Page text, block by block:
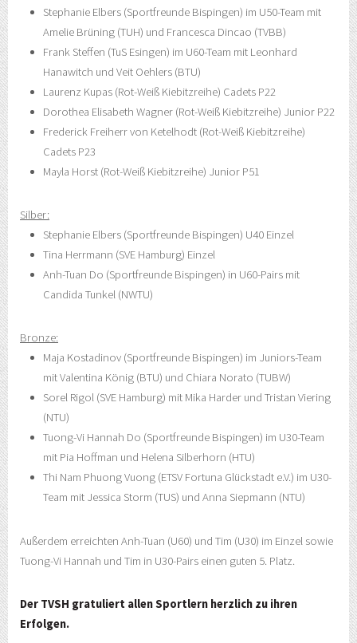
Stephanie Elbers (Sportfreunde Bispingen) im U50-Team mit
Amelie Brüning (TUH) und Francesca Dincao (TVBB)
Frank Steffen (TuS Esingen) im U60-Team mit Leonhard
Hanawitch und Veit Oehlers (BTU)
Laurenz Kupas (Rot-Weiß Kiebitzreihe) Cadets P22
Dorothea Elisabeth Wagner (Rot-Weiß Kiebitzreihe) Junior P22
Frederick Freiherr von Ketelhodt (Rot-Weiß Kiebitzreihe)
Cadets P23
Mayla Horst (Rot-Weiß Kiebitzreihe) Junior P51
Silber:
Stephanie Elbers (Sportfreunde Bispingen) U40 Einzel
Tina Herrmann (SVE Hamburg) Einzel
Anh-Tuan Do (Sportfreunde Bispingen) in U60-Pairs mit
Candida Tunkel (NWTU)
Bronze:
Maja Kostadinov (Sportfreunde Bispingen) im Juniors-Team
mit Valentina König (BTU) und Chiara Norato (TUBW)
Sorel Rigol (SVE Hamburg) mit Mika Harder und Tristan Viering
(NTU)
Tuong-Vi Hannah Do (Sportfreunde Bispingen) im U30-Team
mit Pia Hoffman und Helena Silberhorn (HTU)
Thi Nam Phuong Vuong (ETSV Fortuna Glückstadt e.V.) im U30-
Team mit Jessica Storm (TUS) und Anna Siepmann (NTU)
Außerdem erreichten Anh-Tuan (U60) und Tim (U30) im Einzel sowie
Tuong-Vi Hannah und Tim in U30-Pairs einen guten 5. Platz.
Der TVSH gratuliert allen Sportlern herzlich zu ihren
Erfolgen.